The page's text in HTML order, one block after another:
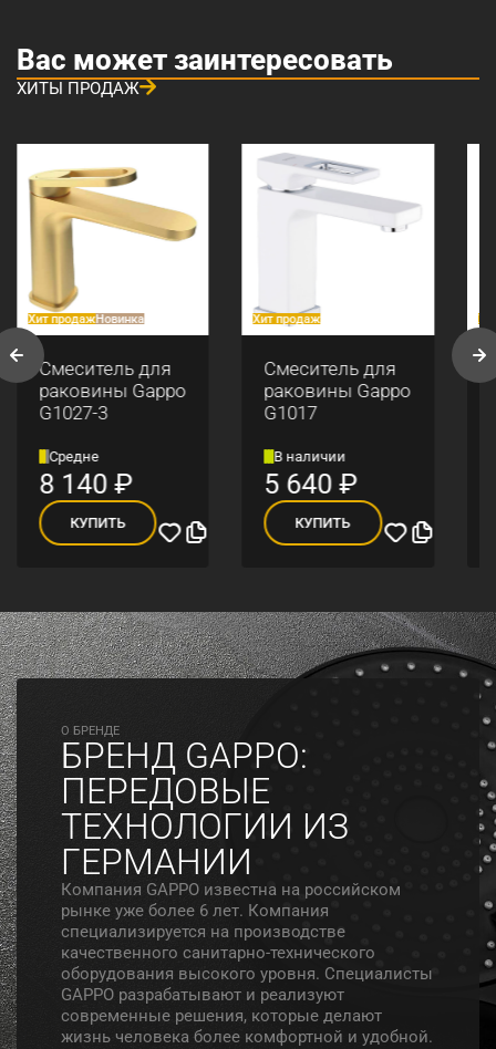
Вас может заинтересовать
ХИТЫ ПРОДАЖ
Хит продажНовинка
Смеситель для
раковины Gappo
G1027-3
Средне
8 140₽
КУПИТЬ
Хит продаж
Смеситель для
раковины Gappo
G1017
В наличии
5 640₽
КУПИТЬ
O БРЕНДЕ
БРЕНД GAPPO:
ПЕРЕДОВЫЕ
ТЕХНОЛОГИИ ИЗ
ГЕРМАНИИ
Компания GAPPO известна на российском
рынке уже более 6 лет. Компания
специализируется на производстве
качественного санитарно-технического
оборудования высокого уровня. Специалисты
GAPPO разрабатывают и реализуют
современные решения, которые делают
жизнь человека более комфортной и удобной.